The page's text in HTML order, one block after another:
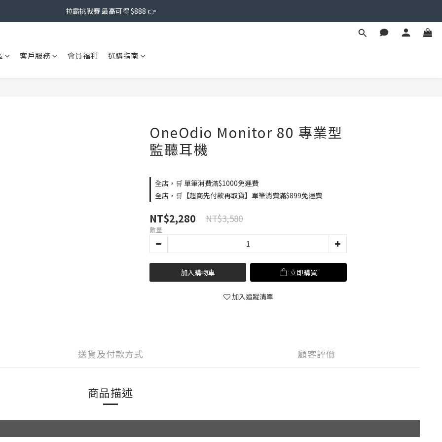
拉霸挑戰賽 最高可得 $888 👉
客戶服務 會員福利 選購指南
OneOdio Monitor 80 專業型
監聽耳機
全店，🛒 單筆消費滿$1000免運費
全店，🛒【超商先付款再取貨】單筆消費滿$899免運費
NT$2,280 NT$3,580
數量
加入購物車 立即購買
加入追蹤清單
送貨及付款方式 顧客評價
商品描述